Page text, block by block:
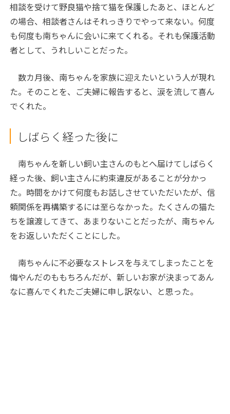
相談を受けて野良猫や捨て猫を保護したあと、ほとんど
の場合、相談者さんはそれっきりでやって来ない。何度
も何度も南ちゃんに会いに来てくれる。それも保護活動
者として、うれしいことだった。
数カ月後、南ちゃんを家族に迎えたいという人が現れ
た。そのことを、ご夫婦に報告すると、涙を流して喜ん
でくれた。
しばらく経った後に
南ちゃんを新しい飼い主さんのもとへ届けてしばらく
経った後、飼い主さんに約束違反があることが分かっ
た。時間をかけて何度もお話しさせていただいたが、信
頼関係を再構築するには至らなかった。たくさんの猫た
ちを譲渡してきて、あまりないことだったが、南ちゃん
をお返しいただくことにした。
南ちゃんに不必要なストレスを与えてしまったことを
悔やんだのももちろんだが、新しいお家が決まってあん
なに喜んでくれたご夫婦に申し訳ない、と思った。